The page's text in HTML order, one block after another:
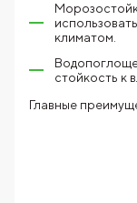
климатом.
стойкость к
Главные